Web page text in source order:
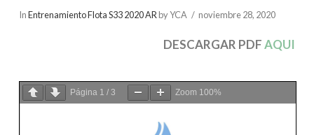
InEntrenamiento Flota S33 2020 AR by YCA noviembre 28, 2020
DESCARGAR PDFAQUI
Página 1 / 3 Zoom 100%